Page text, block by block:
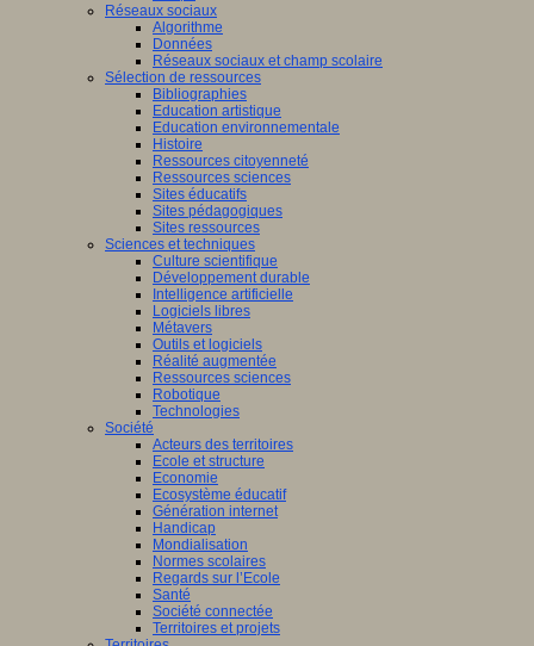
Réseaux sociaux
Algorithme
Données
Réseaux sociaux et champ scolaire
Sélection de ressources
Bibliographies
Education artistique
Education environnementale
Histoire
Ressources citoyenneté
Ressources sciences
Sites éducatifs
Sites pédagogiques
Sites ressources
Sciences et techniques
Culture scientifique
Développement durable
Intelligence artificielle
Logiciels libres
Métavers
Outils et logiciels
Réalité augmentée
Ressources sciences
Robotique
Technologies
Société
Acteurs des territoires
Ecole et structure
Economie
Ecosystème éducatif
Génération internet
Handicap
Mondialisation
Normes scolaires
Regards sur l’Ecole
Santé
Société connectée
Territoires et projets